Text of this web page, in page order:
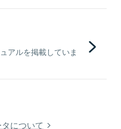
アルを掲載していま
について